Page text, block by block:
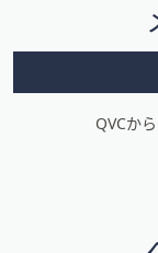
メ
ニ
QVCか